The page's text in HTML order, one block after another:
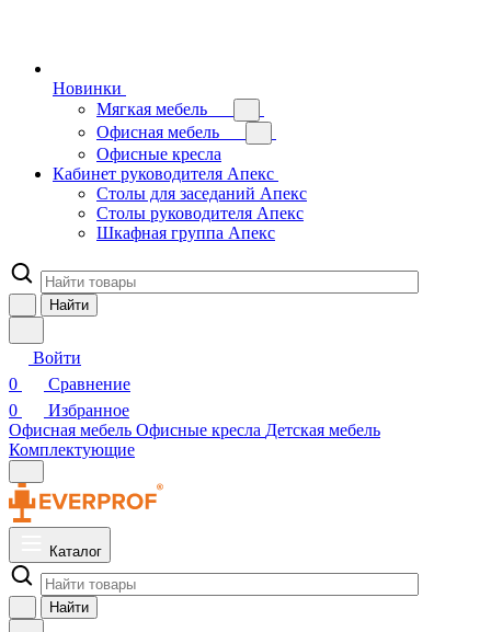
Новинки
Мягкая мебель
Офисная мебель
Офисные кресла
Кабинет руководителя Апекс
Столы для заседаний Апекс
Столы руководителя Апекс
Шкафная группа Апекс
Найти
Войти
0
Сравнение
0
Избранное
Офисная мебель Офисные кресла Детская мебель
Комплектующие
Каталог
Найти